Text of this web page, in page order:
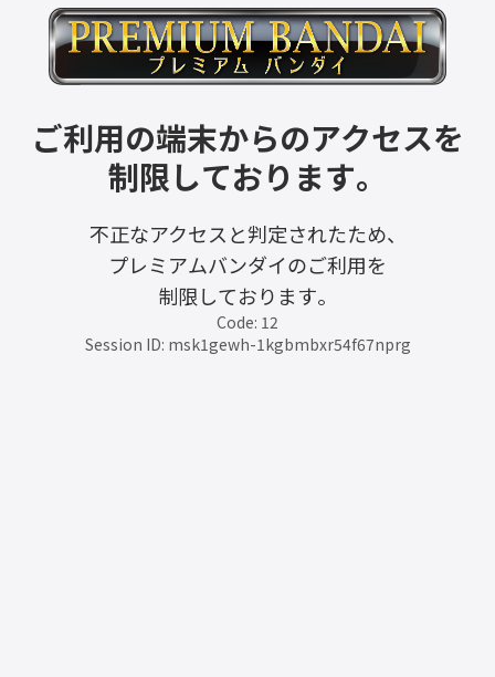
ご利用の端末からのアクセスを
制限しております。
不正なアクセスと判定されたため、
プレミアムバンダイのご利用を
制限しております。
Code: 12
Session ID: msk1gewh-1kgbmbxr54f67nprg